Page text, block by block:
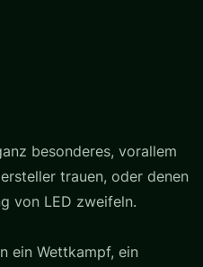
besonderes, vorallem
trauen, oder denen
von LED zweifeln.
ein Wettkampf, ein